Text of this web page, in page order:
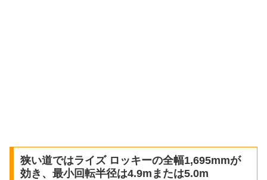
狭い道ではライズ ロッキーの全幅1,695mmが
効き、最小回転半径は4.9mまたは5.0m